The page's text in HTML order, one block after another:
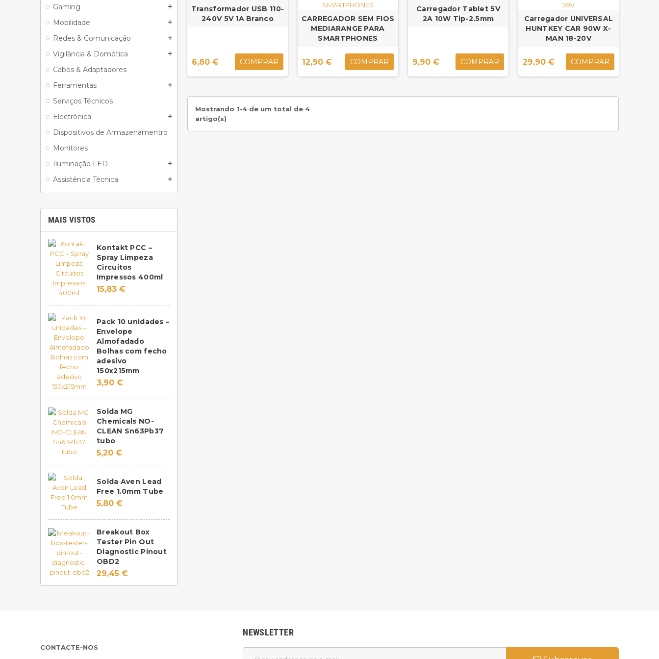
Gaming add
Mobilidade add
Redes & Comunicação add
Vigilância & Domótica add
Cabos & Adaptadores
Ferramentas
add
Serviços Técnicos
Electrónica
add
Dispositivos de Armazenamentro
Monitores
Iluminação LED
add
Assistência Técnica add
MAIS VISTOS
Kontakt PCC –
Spray Limpeza
Circuitos
Impressos 400ml
15,83 €
Pack 10 unidades –
Envelope
Almofadado
Bolhas com fecho
adesivo
150x215mm
3,90 €
Solda MG
Chemicals NO-
CLEAN Sn63Pb37
tubo
5,20 €
Solda Aven Lead
Free 1.0mm Tube
5,80 €
Breakout Box
Tester Pin Out
Diagnostic Pinout
OBD2
29,45 €
Transformador USB 110-
240V 5V 1A Branco
6,80 € COMPRAR
CARREGADOR SEM FIOS
MEDIARANGE PARA
SMARTPHONES
12,90 € COMPRAR
Carregador Tablet 5V
2A 10W Tip-2.5mm
9,90 € COMPRAR
Carregador UNIVERSAL
HUNTKEY CAR 90W X-
MAN 18-20V
29,90 € COMPRAR
Mostrando 1-4 de um total de 4
artigo(s)
CONTACTE-NOS
NEWSLETTER